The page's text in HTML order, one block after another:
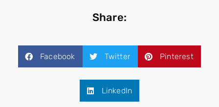
Share:
Facebook Twitter Pinterest
LinkedIn